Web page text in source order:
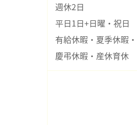
週休2日
平日1日+日曜・祝日
有給休暇・夏季休暇
慶弔休暇・産休育休